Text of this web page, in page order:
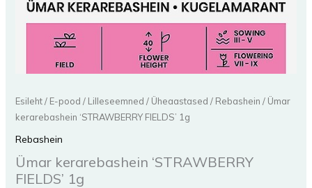
Esileht/ E-pood / Lilleseemned / Üheaastased / Rebashein / Ümar
kerarebashein ‘STRAWBERRY FIELDS’ 1g
Rebashein
Ümar kerarebashein ‘STRAWBERRY
FIELDS’ 1g